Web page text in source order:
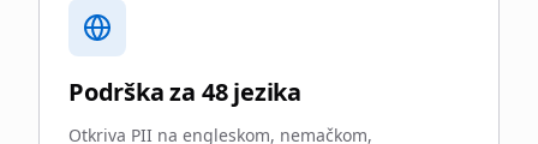
Podrška za 48 jezika
Otkriva PII na engleskom, nemačkom,